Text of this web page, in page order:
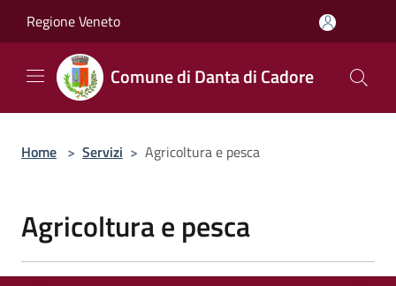
Regione Veneto
Comune di Danta di Cadore
Home > Servizi > Agricoltura e pesca
Agricoltura e pesca